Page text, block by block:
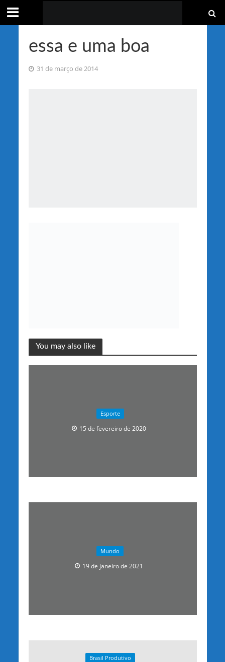
essa e uma boa
31 de março de 2014
You may also like
Esporte
15 de fevereiro de 2020
Mundo
19 de janeiro de 2021
Brasil Produtivo